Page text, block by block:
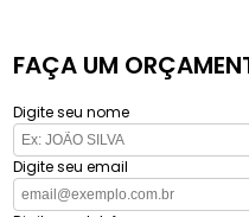
FAÇA UM
Digite seu nome
Digite seu email